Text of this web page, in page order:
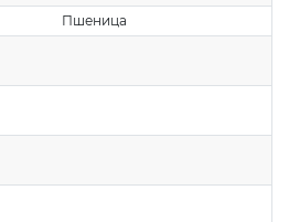
Пшеница